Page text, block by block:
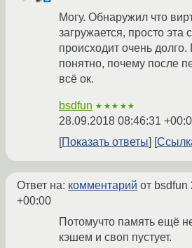
Могу. Обнаружил что
загружается, просто эта
происходит очень
понятно, почему после
всё ок.
bsdfun ★★★★★
28.09.2018 08:46:31
Показать ответы
Ответ на: комментарий от bsdfun
+00:00
Потомучто память ещё
кэшем и своп пустует.